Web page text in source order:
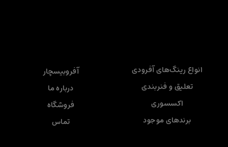
انواع رینگ‌های آفرودی
تعلیق و فنربندی
اکسسوری
برندهای موجود
آفروبیسچار
درباره ما
فروشگاه
تماس